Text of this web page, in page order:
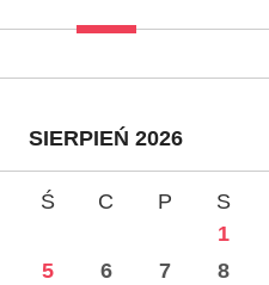
SIERPIEŃ 2026
Ś C P S
1
5 6 7 8